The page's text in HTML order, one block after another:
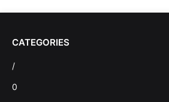
CATEGORIES
/
0